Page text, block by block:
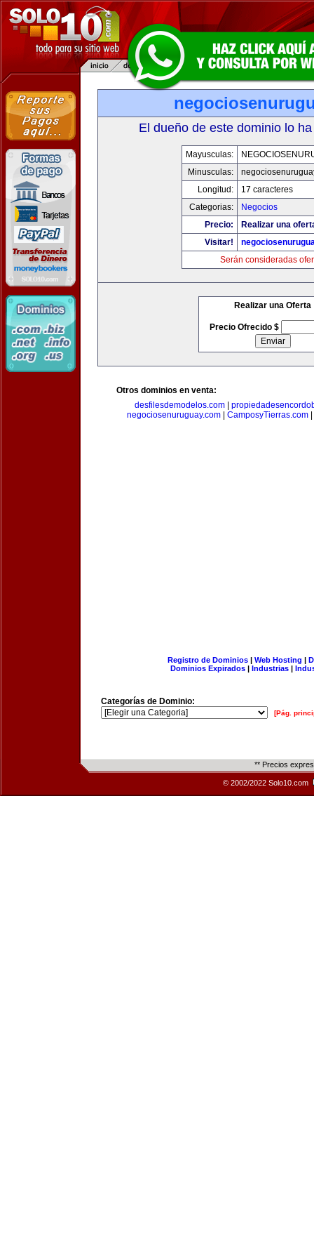
El dueño de este dominio lo
Mayusculas:
Minusculas:
Longitud:
17 caracteres
Categorias:
Negocios
Precio:
Realizar una
Visitar!
Serán consideradas
Realizar una Oferta
Precio Ofrecido $
Otros dominios en venta:
desfilesdemodelos.com|
negociosenuruguay.com
CamposyTierras.com
Registro de Dominios| Web Hosting |
Dominios Expirados | Industrias |
Categorías de Dominio:
[Pág.
** Precios
© 2002/2022 Solo10.com